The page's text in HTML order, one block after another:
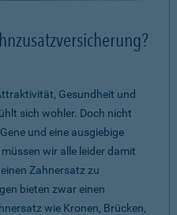
Gesundheit und
sich wohler. Doch nicht
und eine ausgiebige
wir alle leider damit
Zahnersatz zu
bieten zwar einen
wie Kronen, Brücken,